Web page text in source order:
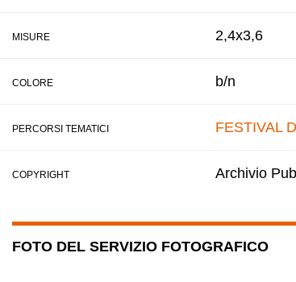
MISURE 2,4x3,6
COLORE b/n
PERCORSI TEMATICI FESTIVAL
COPYRIGHT Archivio
FOTO DEL SERVIZIO FOTOGRAFICO